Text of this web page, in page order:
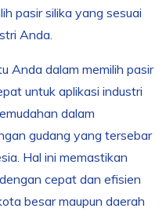
pasir silika yang sesuai
Anda.
Anda dalam memilih pasir
untuk aplikasi industri
dalam
gudang yang tersebar
Hal ini memastikan
cepat dan efisien
besar maupun daerah